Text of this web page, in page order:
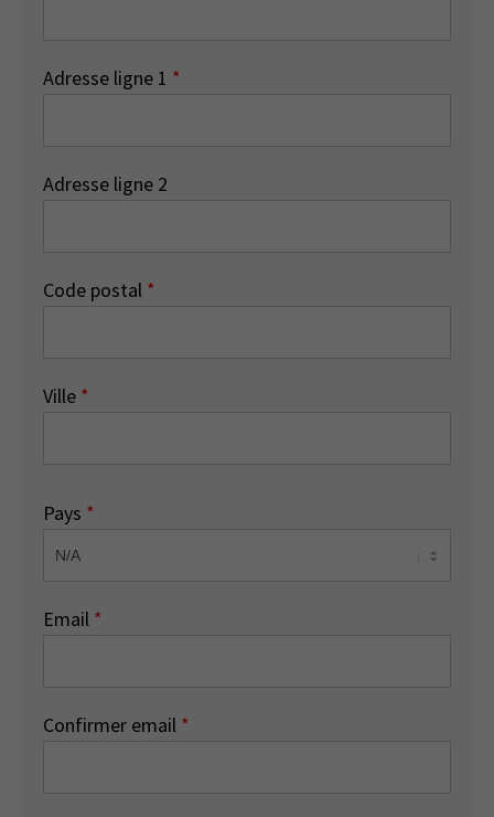
Adresse ligne 1 *
Adresse ligne 2
Code postal *
Ville *
Pays *
Email *
Confirmer email *